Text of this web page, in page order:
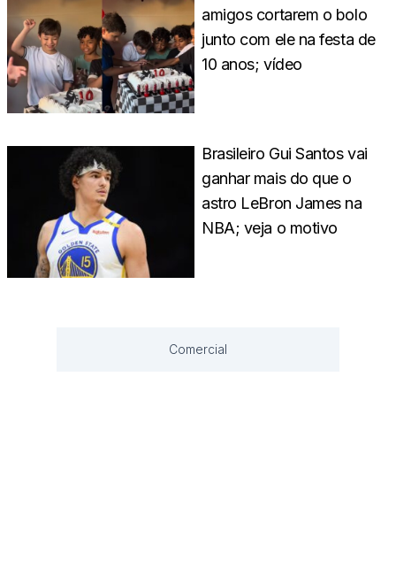
amigos cortarem o bolo
junto com ele na festa de
10 anos; vídeo
Brasileiro Gui Santos vai
ganhar mais do que o
astro LeBron James na
NBA; veja o motivo
Comercial